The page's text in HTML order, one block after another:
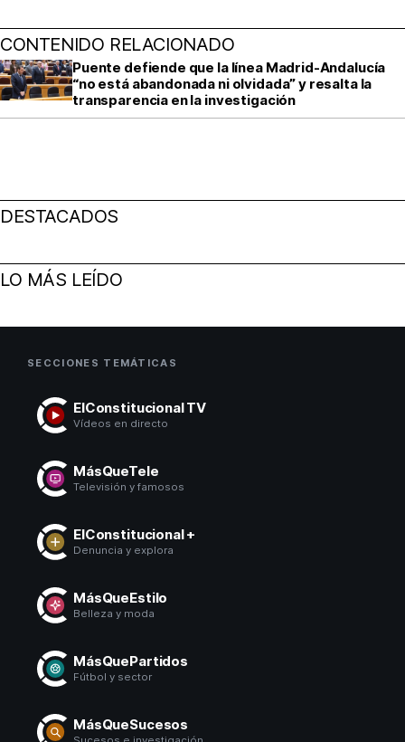
CONTENIDO RELACIONADO
Puente defiende que la línea Madrid‑Andalucía
“no está abandonada ni olvidada” y resalta la
transparencia en la investigación
DESTACADOS
LO MÁS LEÍDO
SECCIONES TEMÁTICAS
ElConstitucional TV
Vídeos en directo
MásQueTele
Televisión y famosos
ElConstitucional +
Denuncia y explora
MásQueEstilo
Belleza y moda
MásQuePartidos
Fútbol y sector
MásQueSucesos